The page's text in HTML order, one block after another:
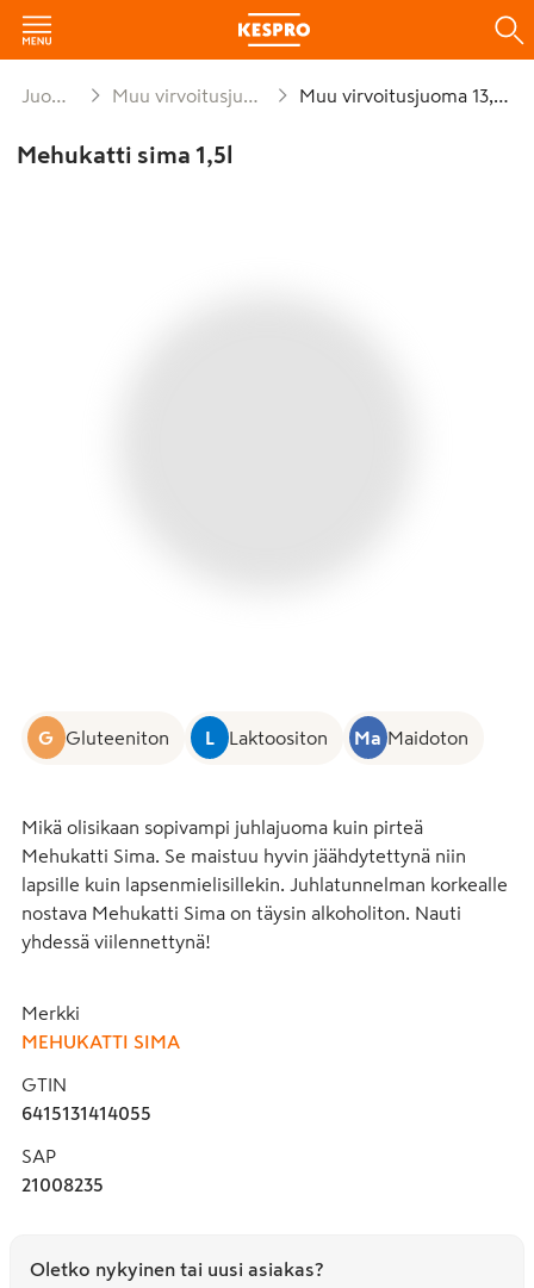
Juomat Muu virvoitusjuoma Muu virvoitusjuoma 13,5%
Mehukatti sima 1,5l
G Gluteeniton L Laktoositon Ma Maidoton
Mikä olisikaan sopivampi juhlajuoma kuin pirteä
Mehukatti Sima. Se maistuu hyvin jäähdytettynä niin
lapsille kuin lapsenmielisillekin. Juhlatunnelman korkealle
nostava Mehukatti Sima on täysin alkoholiton. Nauti
yhdessä viilennettynä!
Merkki
MEHUKATTI SIMA
GTIN
6415131414055
SAP
21008235
Oletko nykyinen tai uusi asiakas?